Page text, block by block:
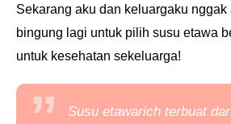
Sekarang aku dan keluargaku nggak
bingung lagi untuk pilih susu etawa
untuk kesehatan sekeluarga!
Susu etawarich terbuat